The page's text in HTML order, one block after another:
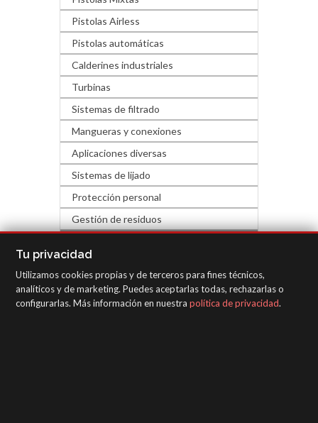
Pistolas Airless
Pistolas automáticas
Calderines industriales
Turbinas
Sistemas de filtrado
Mangueras y conexiones
Aplicaciones diversas
Sistemas de lijado
Protección personal
Gestión de residuos
EQUIPOS DE INSPECCIÓN
Tu privacidad
Utilizamos cookies propias y de terceros para fines técnicos,
analíticos y de marketing. Puedes aceptarlas todas, rechazarlas o
configurarlas. Más información en nuestra política de privacidad.